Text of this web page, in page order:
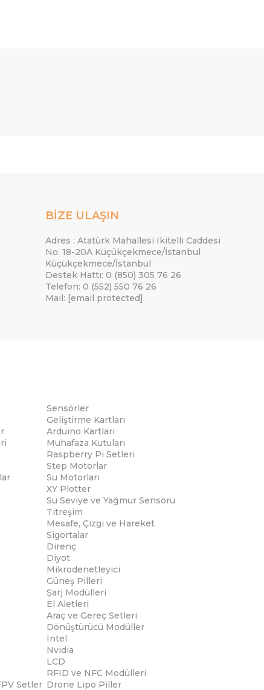
BİZE ULAŞIN
Adres : Atatürk Mahallesi Ikitelli Caddesi
No: 18-20A Küçükçekmece/İstanbul
Küçükçekmece/İstanbul
Destek Hattı: 0 (850) 305 76 26
Telefon: 0 (552) 550 76 26
Mail: [email protected]
Sensörler
Geliştirme Kartları
Arduino Kartları
Muhafaza Kutuları
Raspberry Pi Setleri
Step Motorlar
Su Motorları
XY Plotter
Su Seviye ve Yağmur Sensörü
Titreşim
Mesafe, Çizgi ve Hareket
Sigortalar
Direnç
Diyot
Mikrodenetleyici
Güneş Pilleri
Şarj Modülleri
El Aletleri
Araç ve Gereç Setleri
Dönüştürücü Modüller
Intel
Nvidia
LCD
RFID ve NFC Modülleri
Setler Drone Lipo Piller